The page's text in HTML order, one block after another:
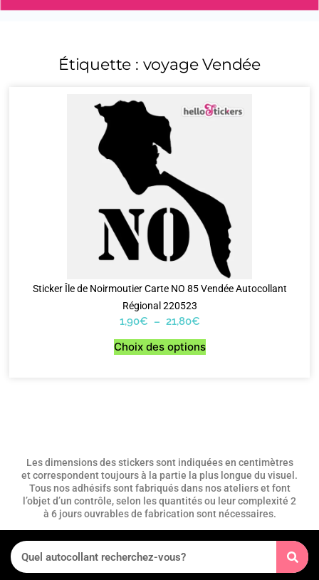
Étiquette : voyage Vendée
Sticker Île de Noirmoutier Carte NO 85 Vendée Autocollant
Régional 220523
1,90€ – 21,80€
Choix des options
Les dimensions des stickers sont indiquées en centimètres
et correspondent toujours à la partie la plus longue du visuel.
Tous nos adhésifs sont fabriqués dans nos ateliers et font
l’objet d’un contrôle, selon les quantités ou leur complexité 2
à 6 jours ouvrables de fabrication sont nécessaires.